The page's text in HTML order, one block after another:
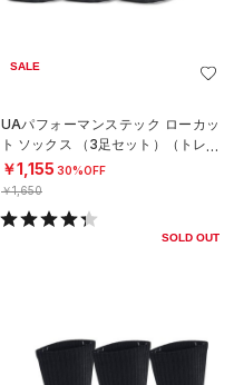
SALE
UAパフォーマンステック ローカッ
ト ソックス （3足セット）（トレー
ニング/UNISEX）
￥1,155 30%OFF
￥1,650
SOLD OUT